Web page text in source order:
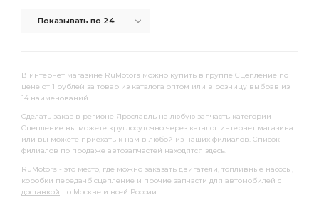
Показывать по 24
В интернет магазине RuMotors можно купить в группе Сцепление по
цене от 1 рублей за товар из каталога оптом или в розницу выбрав из
14 наименований.
Сделать заказ в регионе Ярославль на любую запчасть категории
Сцепление вы можете круглосуточно через каталог интернет магазина
или вы можете приехать к нам в любой из наших филиалов. Список
филиалов по продаже автозапчастей находятся здесь.
RuMotors - это место, где можно заказать двигатели, топливные насосы,
коробки передачб сцепление и прочие запчасти для автомобилей с
доставкой по Москве и всей России.